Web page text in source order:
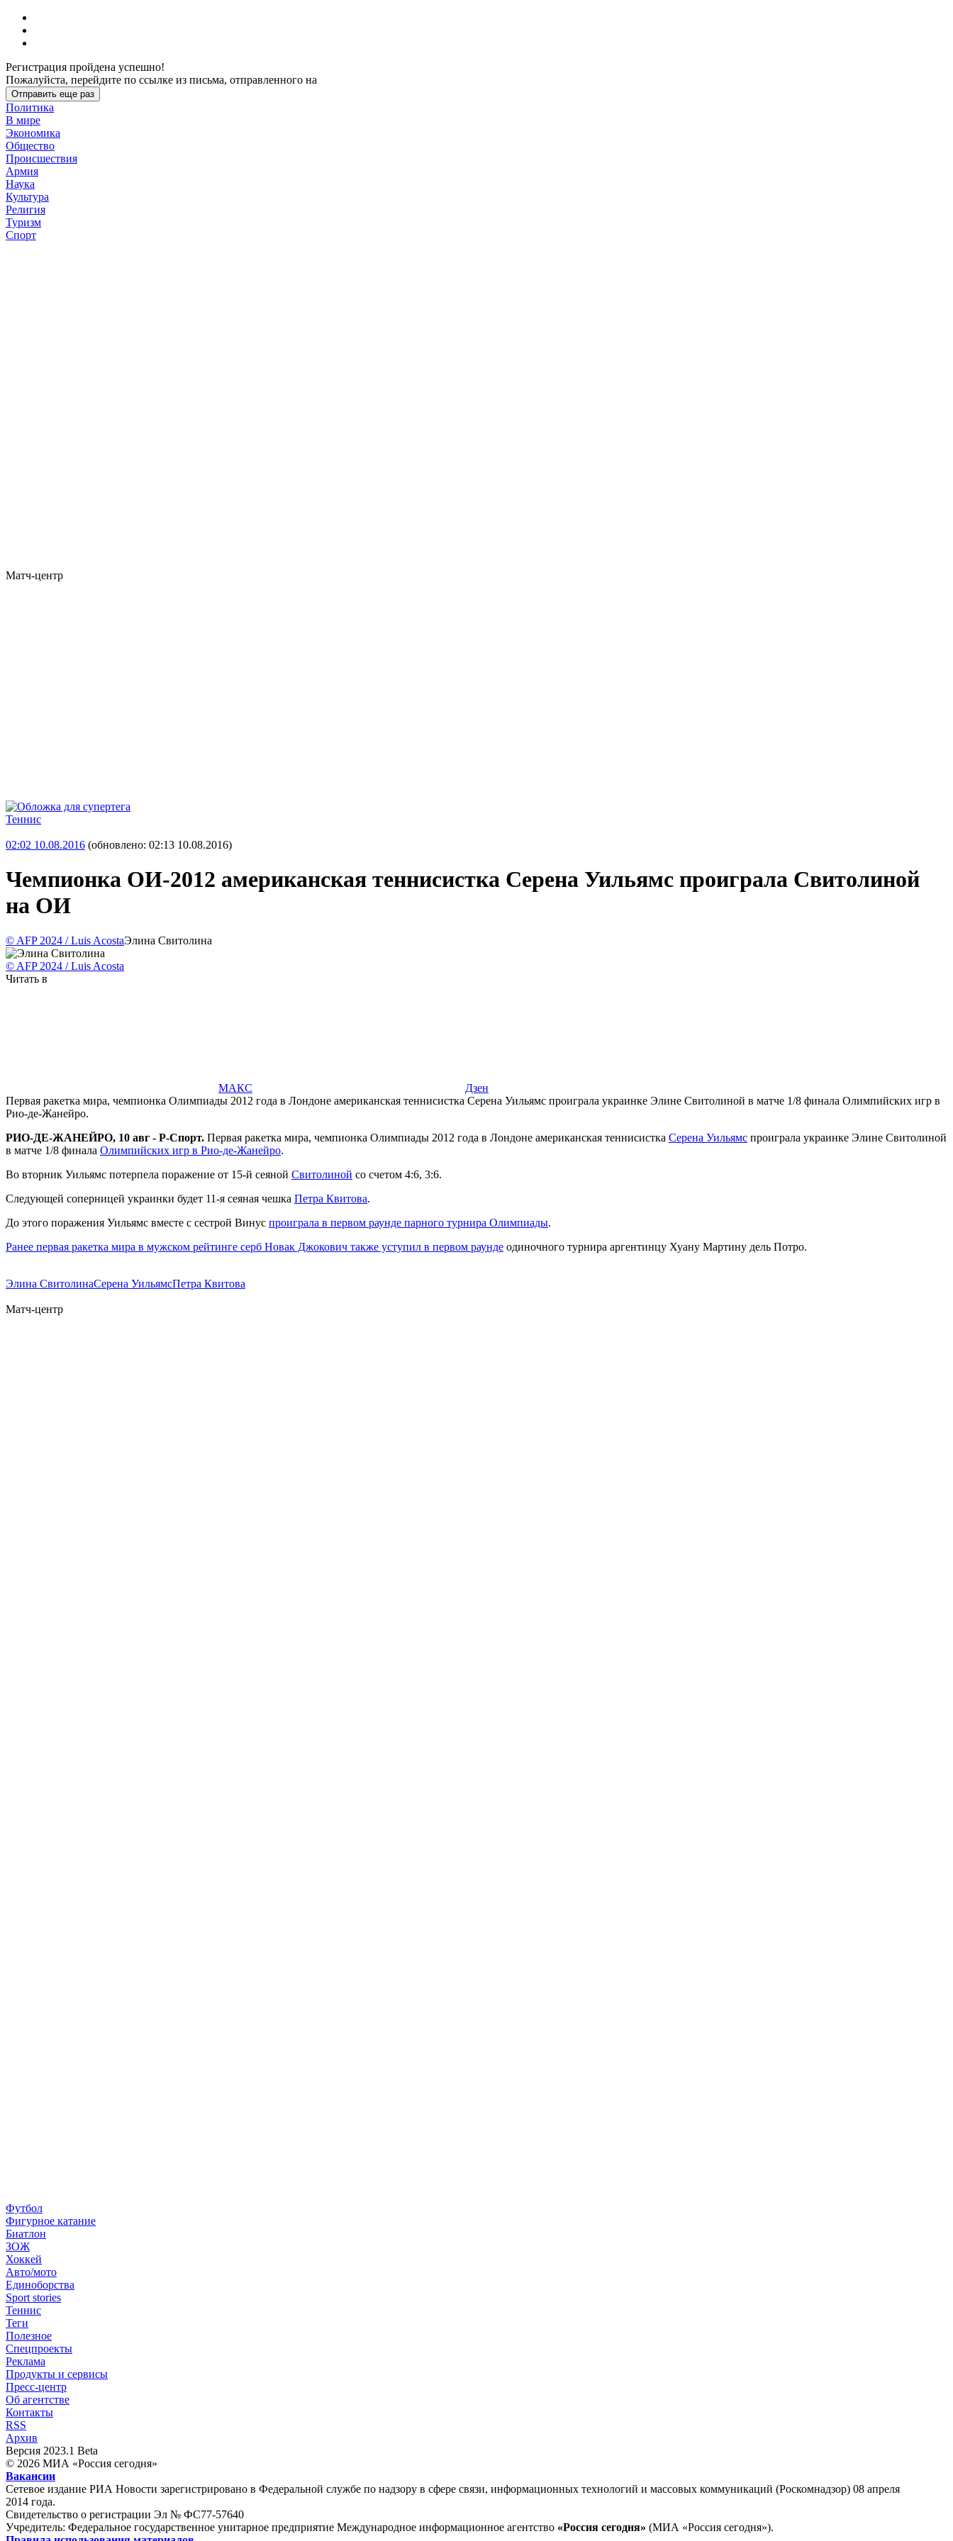
Регистрация пройдена успешно!
Пожалуйста, перейдите по ссылке из письма, отправленного на
Отправить еще раз
Политика
В мире
Экономика
Общество
Происшествия
Армия
Наука
Культура
Религия
Туризм
Спорт
Матч-центр
Теннис
02:02 10.08.2016 (обновлено: 02:13 10.08.2016)
Чемпионка ОИ-2012 американская теннисистка Серена Уильямс проиграла Свитолиной
на ОИ
© AFP 2024 / Luis AcostaЭлина Свитолина
© AFP 2024 / Luis Acosta
Читать в
МАКС
Дзен
Первая ракетка мира, чемпионка Олимпиады 2012 года в Лондоне американская теннисистка Серена Уильямс проиграла украинке Элине Свитолиной в матче 1/8 финала Олимпийских игр в
Рио-де-Жанейро.
РИО-ДЕ-ЖАНЕЙРО, 10 авг - Р-Спорт. Первая ракетка мира, чемпионка Олимпиады 2012 года в Лондоне американская теннисистка Серена Уильямс проиграла украинке Элине Свитолиной
в матче 1/8 финала Олимпийских игр в Рио-де-Жанейро.
Во вторник Уильямс потерпела поражение от 15-й сеяной Свитолиной со счетом 4:6, 3:6.
Следующей соперницей украинки будет 11-я сеяная чешка Петра Квитова.
До этого поражения Уильямс вместе с сестрой Винус проиграла в первом раунде парного турнира Олимпиады.
Ранее первая ракетка мира в мужском рейтинге серб Новак Джокович также уступил в первом раунде одиночного турнира аргентинцу Хуану Мартину дель Потро.
Элина СвитолинаСерена УильямсПетра Квитова
Матч-центр
Футбол
Фигурное катание
Биатлон
ЗОЖ
Хоккей
Авто/мото
Единоборства
Sport stories
Теннис
Теги
Полезное
Спецпроекты
Реклама
Продукты и сервисы
Пресс-центр
Об агентстве
Контакты
RSS
Архив
Версия 2023.1 Beta
© 2026 МИА «Россия сегодня»
Вакансии
Сетевое издание РИА Новости зарегистрировано в Федеральной службе по надзору в сфере связи, информационных технологий и массовых коммуникаций (Роскомнадзор) 08 апреля
2014 года.
Свидетельство о регистрации Эл № ФС77-57640
Учредитель: Федеральное государственное унитарное предприятие Международное информационное агентство «Россия сегодня» (МИА «Россия сегодня»).